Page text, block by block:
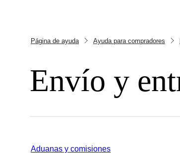
Página de ayuda Ayuda para compradores
Envío y
Aduanas y comisiones